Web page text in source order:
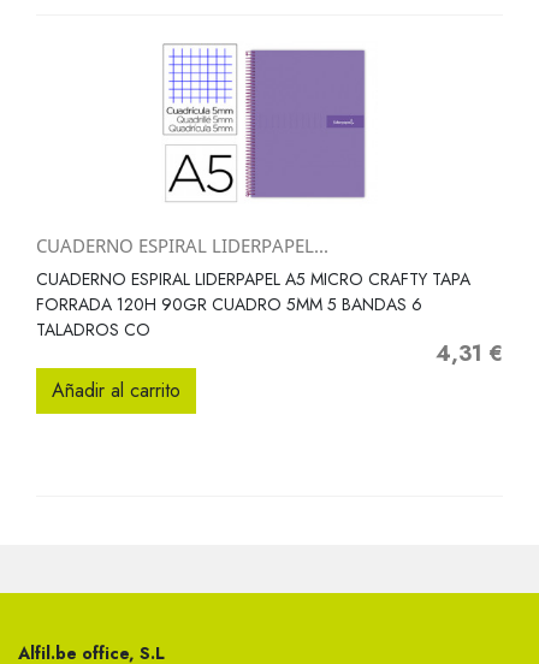
CUADERNO ESPIRAL LIDERPAPEL...
CUADERNO ESPIRAL LIDERPAPEL A5 MICRO CRAFTY TAPA
FORRADA 120H 90GR CUADRO 5MM 5 BANDAS 6
TALADROS CO
Precio
4,31 €
Añadir al carrito
Alfil.be office, S.L